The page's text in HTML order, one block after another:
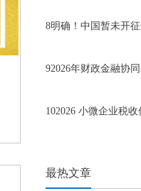
8明确！中国暂未开征遗产
92026年财政金融协同发力，多
102026 小微企业税收优惠全汇
最热文章